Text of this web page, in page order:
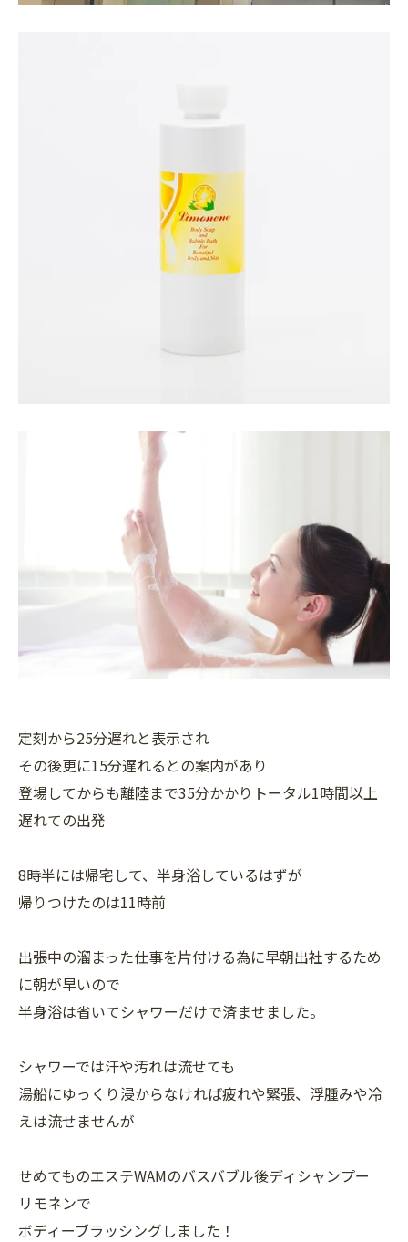
定刻から25分遅れと表示され
その後更に15分遅れるとの案内があり
登場してからも離陸まで35分かかりトータル1時間以上
遅れての出発
8時半には帰宅して、半身浴しているはずが
帰りつけたのは11時前
出張中の溜まった仕事を片付ける為に早朝出社するため
に朝が早いので
半身浴は省いてシャワーだけで済ませました。
シャワーでは汗や汚れは流せても
湯船にゆっくり浸からなければ疲れや緊張、浮腫みや冷
えは流せませんが
せめてものエステWAMのバスバブル後ディシャンプー
リモネンで
ボディーブラッシングしました！